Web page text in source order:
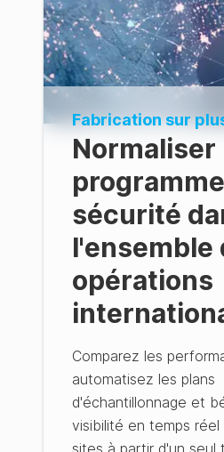
Fabrication sur
Normaliser
sécurité
l'ensemble
opérations
Comparez les
automatisez les plans
d'échantillonnage et
visibilité en temps réel
sites à partir d'un seul